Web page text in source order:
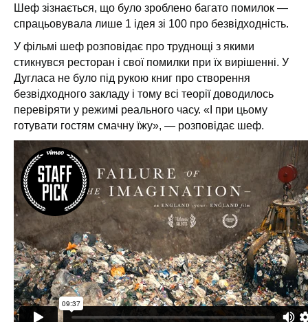
Шеф зізнається, що було зроблено багато помилок —
спрацьовувала лише 1 ідея зі 100 про безвідходність.
У фільмі шеф розповідає про труднощі з якими
стикнувся ресторан і свої помилки при їх вирішенні. У
Дугласа не було під рукою книг про створення
безвідходного закладу і тому всі теорії доводилось
перевіряти у режимі реального часу. «І при цьому
готувати гостям смачну їжу», — розповідає шеф.